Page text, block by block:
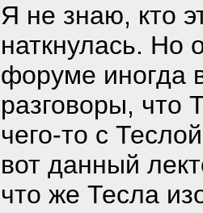
Я не знаю, кто
наткнулась. Но
форуме иногда
разговоры, что
чего-то с
вот данный
что же Тесла